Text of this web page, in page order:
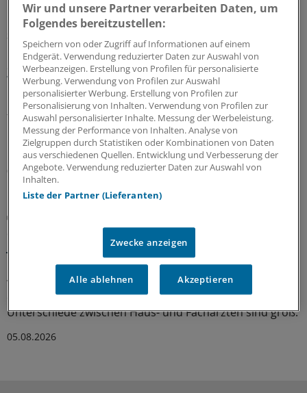
Sparpaket sorgt für Unsicherheit
Praxisbesonderheiten in Zeiten des GKV-
Spargesetzes: Klarheit soll es in der kommenden
Woche geben
Ein Passus des Beitragssatzstabilisierungsgesetz sorgt
für Unruhe unter Ärztinnen und Ärzten. Stehen die
Praxisbesonderheiten auf der Kippe? Oder eher doch
nicht? Kassenärzte und Krankenkassen verhandeln.
06.08.2026
Sparliste der KBV: So hoch könnten die Verluste
Die Kassenärztliche Bundesvereinigung hat eine Liste
vorgelegt, in der sie die möglichen finanziellen Folgen
des GKV-Spargesetzes pro Ärztin bzw. Arzt auflistet. Die
Unterschiede zwischen Haus- und Fachärzten sind groß.
05.08.2026
Wir und unsere Partner verarbeiten Daten, um
Folgendes bereitzustellen:
Speichern von oder Zugriff auf Informationen auf einem
Endgerät. Verwendung reduzierter Daten zur Auswahl von
Werbeanzeigen. Erstellung von Profilen für personalisierte
Werbung. Verwendung von Profilen zur Auswahl
personalisierter Werbung. Erstellung von Profilen zur
Personalisierung von Inhalten. Verwendung von Profilen zur
Auswahl personalisierter Inhalte. Messung der Werbeleistung.
Messung der Performance von Inhalten. Analyse von
Zielgruppen durch Statistiken oder Kombinationen von Daten
aus verschiedenen Quellen. Entwicklung und Verbesserung der
Angebote. Verwendung reduzierter Daten zur Auswahl von
Inhalten.
Liste der Partner (Lieferanten)
Zwecke anzeigen
Alle ablehnen Akzeptieren